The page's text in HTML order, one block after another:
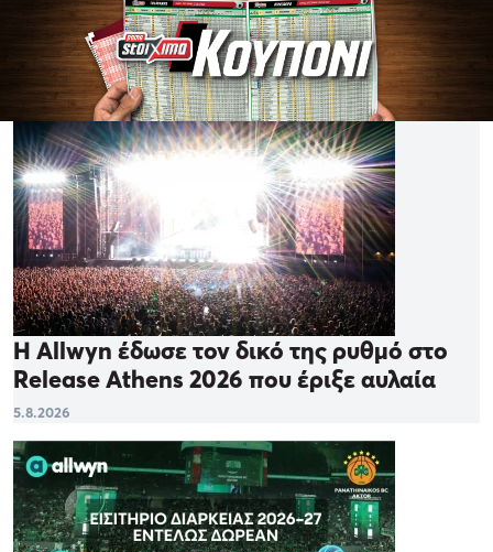
Η Allwyn έδωσε τον δικό της ρυθμό στο
Release Athens 2026 που έριξε αυλαία
5.8.2026